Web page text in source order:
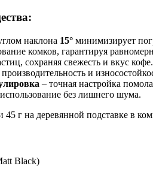
наклона 15° минимизирует
комков, гарантируя
сохраняя свежесть и вкус кофе.
и
– точная настройка
без лишнего шума.
г на деревянной подставке в
Black)